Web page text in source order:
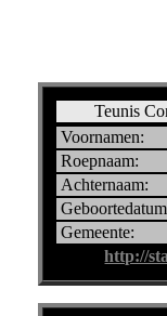
Teunis
Voornamen:
Roepnaam:
Achternaam:
Gemeente:
http://